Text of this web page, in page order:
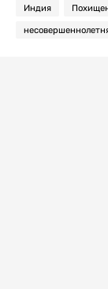
Индия